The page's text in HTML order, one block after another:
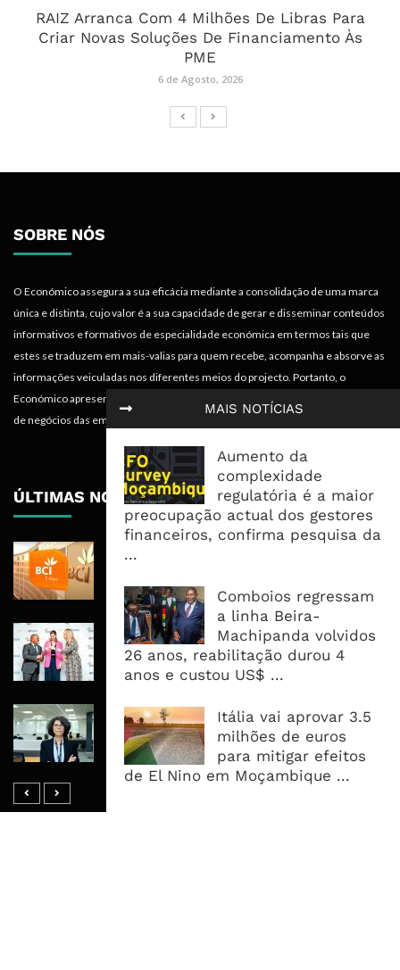
MAIS NOTÍCIAS
Aumento da
complexidade
regulatória é a maior
preocupação actual dos gestores
financeiros, confirma pesquisa da
...
Comboios regressam
a linha Beira-
Machipanda volvidos
26 anos, reabilitação durou 4
anos e custou US$ ...
Itália vai aprovar 3.5
milhões de euros
para mitigar efeitos
de El Nino em Moçambique ...
RAIZ Arranca Com 4 Milhões De Libras Para
Criar Novas Soluções De Financiamento Às
PME
6 de Agosto, 2026
SOBRE NÓS
O Económico assegura a sua eficácia mediante a consolidação de uma marca
única e distinta, cujo valor é a sua capacidade de gerar e disseminar conteúdos
informativos e formativos de especialidade económica em termos tais que
estes se traduzem em mais-valias para quem recebe, acompanha e absorve as
informações veiculadas nos diferentes meios do projecto. Portanto, o
Económico apresenta valências importantes para os objectivos institucionais e
de negócios das empresas.
ÚLTIMAS NOTÍCIAS
Recua 5,5%
RAIZ Arranca Com 4 Milhões De
Libras Para Criar Novas Soluções De
Financiamento Às PME
Banco De Desenvolvimento Pode
Mobilizar Capital, Mas Governação
Define O Resultado